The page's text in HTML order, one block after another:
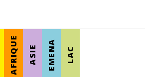
AFRIQUE ASIE EMENA LAC